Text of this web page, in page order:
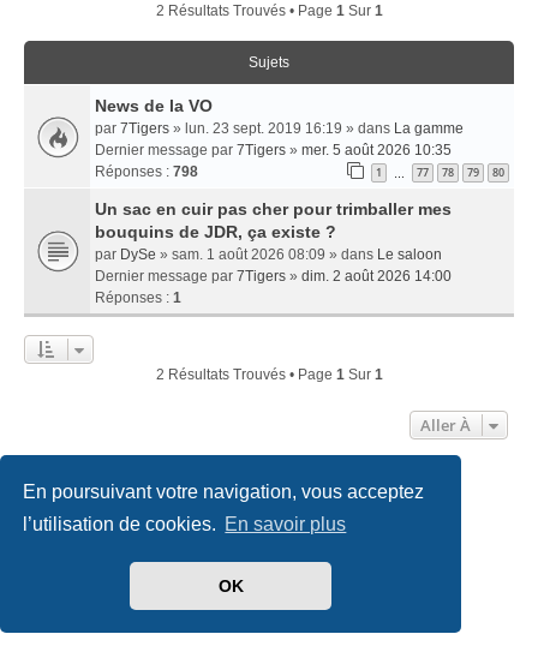
En poursuivant votre navigation, vous acceptez
l’utilisation de cookies. En savoir plus
OK
2 Résultats Trouvés • Page 1Sur 1
Sujets
News de la VO
par 7Tigers » lun. 23 sept. 2019 16:19 » dans La gamme
Dernier message par 7Tigers » mer. 5 août 2026 10:35
Réponses : 798 1 77 78 79 80
Un sac en cuir pas cher pour trimballer mes
bouquins de JDR, ça existe ?
par DySe » sam. 1 août 2026 08:09 » dans Le saloon
Dernier message par 7Tigers » dim. 2 août 2026 14:00
Réponses : 1
2 Résultats Trouvés • Page 1Sur 1
Aller À
Accueil Index du forum Nous contacter
phpBB-fr.com
created by INVENTEA & v12mike
Conditions